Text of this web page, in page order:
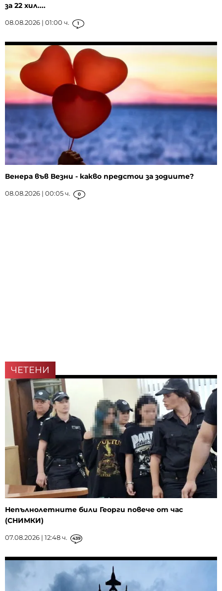
за 22 хил....
08.08.2026 | 01:00 ч. 1
Венера във Везни - какво предстои за зодиите?
08.08.2026 | 00:05 ч. 0
ЧЕТЕНИ
Непълнолетните били Георги повече от час
(СНИМКИ)
07.08.2026 | 12:48 ч. 439